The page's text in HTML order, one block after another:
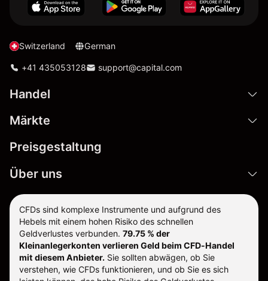
Switzerland German
+41 435053128 support@capital.com
Handel
Märkte
Preisgestaltung
Über uns
CFDs sind komplexe Instrumente und aufgrund des
Hebels mit einem hohen Risiko des schnellen
Geldverlustes verbunden. 79.75 % der
Kleinanlegerkonten verlieren Geld beim CFD-Handel
mit diesem Anbieter. Sie sollten abwägen, ob Sie
verstehen, wie CFDs funktionieren, und ob Sie es sich